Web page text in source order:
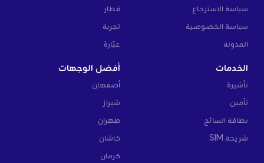
سياسة الاسترجاع
سياسة الخصوصية
المدونة
قطار
تجربة
عبّارة
الخدمات
تأشيرة
تأمين
بطاقة السائح
شريحة SIM
أفضل الوجهات
أصفهان
شيراز
طهران
كاشان
كرمان